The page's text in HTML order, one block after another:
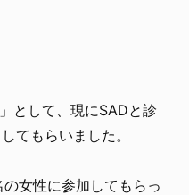
として、現にSADと診
てもらいました。
女性に参加してもらっ